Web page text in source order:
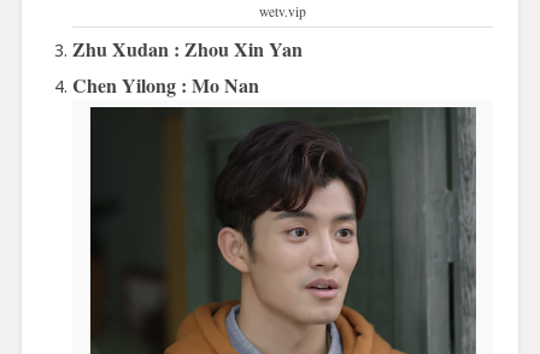
wetv.vip
Zhu Xudan : Zhou Xin Yan
Chen Yilong : Mo Nan